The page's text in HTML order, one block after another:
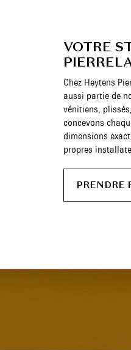
VOTRE
Chez Heytens
aussi partie de
vénitiens,
concevons
dimensions
propres
PRENDRE